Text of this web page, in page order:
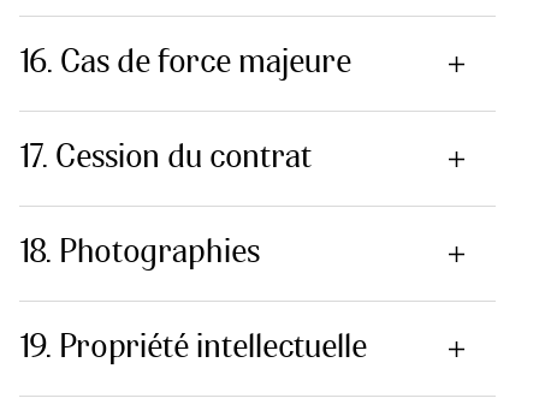
16. Cas de force majeure
17. Cession du contrat
18. Photographies
19. Propriété intellectuelle